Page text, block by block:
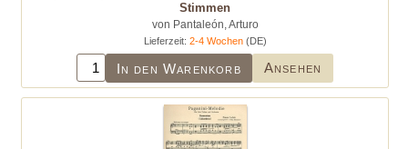
Stimmen
von Pantaleón, Arturo
Lieferzeit: 2-4 Wochen(DE)
In den Warenkorb Ansehen